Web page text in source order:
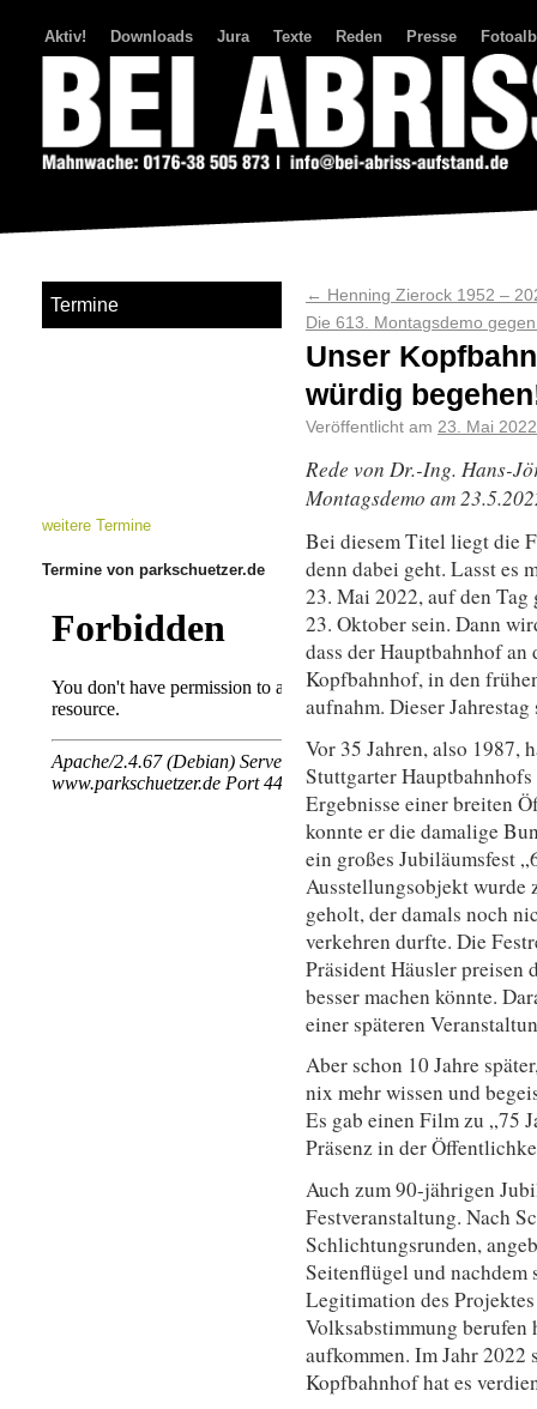
Aktiv! Downloads Jura Texte Reden Presse
← Henning Zierock 1952 –
Die 613. Montagsdemo
Unser
würdig
Veröffentlicht am 23. Mai 2022
Rede von Dr.-Ing. Hans-
Montagsdemo am
Bei diesem Titel liegt die
denn dabei geht. Lasst es
23. Mai 2022, auf den
23. Oktober sein. Dann
dass der Hauptbahnhof
Kopfbahnhof, in den
aufnahm. Dieser
Vor 35 Jahren, also 1987,
Stuttgarter
Ergebnisse einer breiten
konnte er die damalige
ein großes Jubiläumsfest
Ausstellungsobjekt wurde
geholt, der damals noch
verkehren durfte. Die
Präsident Häusler preisen
besser machen könnte.
einer späteren
Aber schon 10 Jahre
nix mehr wissen und
Es gab einen Film zu „75
Präsenz in der
Auch zum 90-jährigen
Festveranstaltung. Nach
Schlichtungsrunden,
Seitenflügel und nachdem
Legitimation des
Volksabstimmung berufen
aufkommen. Im Jahr 2022
Kopfbahnhof hat es
Termine
weitere Termine
Termine von parkschuetzer.de